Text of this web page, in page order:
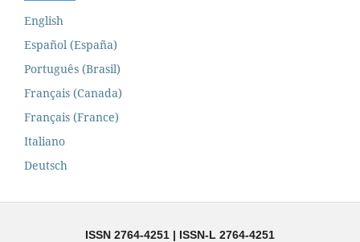
English
Español (España)
Português (Brasil)
Français (Canada)
Français (France)
Italiano
Deutsch
ISSN 2764-4251 | ISSN-L 2764-4251